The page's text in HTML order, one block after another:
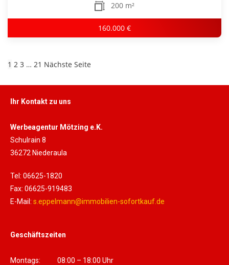
200 m²
160.000 €
1 2 3 … 21 Nächste Seite
Ihr Kontakt zu uns
Werbeagentur Mötzing e.K.
Schulrain 8
36272 Niederaula
Tel: 06625-1820
Fax: 06625-919483
E-Mail: s.eppelmann@immobilien-sofortkauf.de
Geschäftszeiten
Montags: 08:00 – 18:00 Uhr